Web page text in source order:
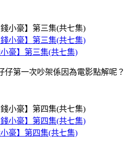
豪】第三集(共七集)
第一次吵架係因為電影點解呢？
豪】第四集(共七集)